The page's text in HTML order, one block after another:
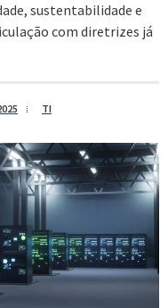
sustentabilidade e
com diretrizes já
TI